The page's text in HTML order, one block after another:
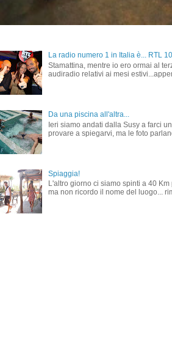
La radio numero 1 in Italia è... RTL
Stamattina, mentre io ero ormai al
audiradio relativi ai mesi
Da una piscina all'altra...
Ieri siamo andati dalla Susy a farci
provare a spiegarvi, ma le foto
Spiaggia!
L'altro giorno ci siamo spinti a 40
ma non ricordo il nome del luogo...